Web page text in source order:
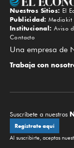
Nuestros Sitios: El
Publicidad: Mediakit
Institucional: Aviso
Contacto
Una empresa de
Trabaja con
Suscríbete a nuestros
Regístrate aquí
Al suscribirte, aceptas